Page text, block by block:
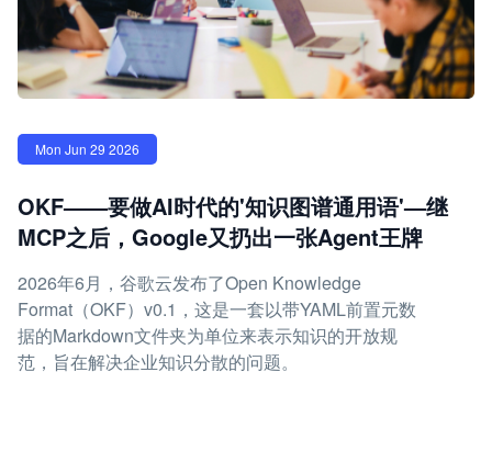
Mon Jun 29 2026
OKF——要做AI时代的'知识图谱通用语'—继
MCP之后，Google又扔出一张Agent王牌
2026年6月，谷歌云发布了Open Knowledge
Format（OKF）v0.1，这是一套以带YAML前置元数
据的Markdown文件夹为单位来表示知识的开放规
范，旨在解决企业知识分散的问题。